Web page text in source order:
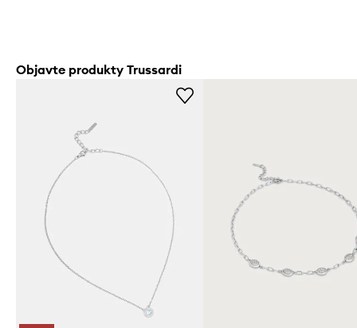
Objavte produkty Trussardi